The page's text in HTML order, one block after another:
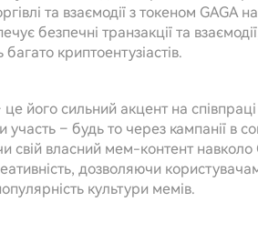
та взаємодії з токеном
безпечні транзакції та
багато криптоентузіастів.
його сильний акцент на співпраці
участь – будь то через кампанії в
свій власний мем-контент навколо
дозволяючи
культури мемів.